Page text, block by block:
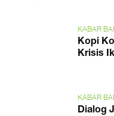
KABAR
Kopi
Krisis
KABAR
Dialog